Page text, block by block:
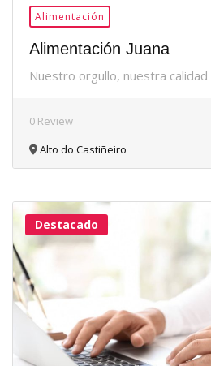
Alimentación
Alimentación Juana
Nuestro orgullo, nuestra calidad
0 Review
Alto do Castiñeiro
Destacado